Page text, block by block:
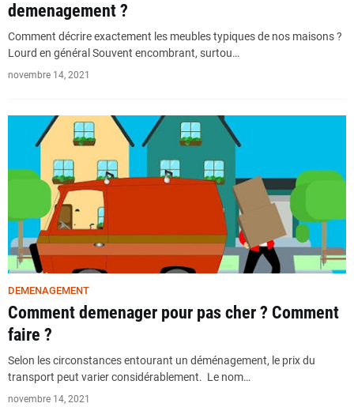
demenagement ?
Comment décrire exactement les meubles typiques de nos maisons ?
Lourd en général Souvent encombrant, surtou…
novembre 14, 2021
DEMENAGEMENT
Comment demenager pour pas cher ? Comment
faire ?
Selon les circonstances entourant un déménagement, le prix du
transport peut varier considérablement. Le nom…
novembre 14, 2021